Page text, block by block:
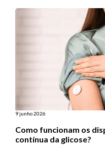
Porém, quando se […]
9 junho 2026
Como funcionam os
contínua da glicose?